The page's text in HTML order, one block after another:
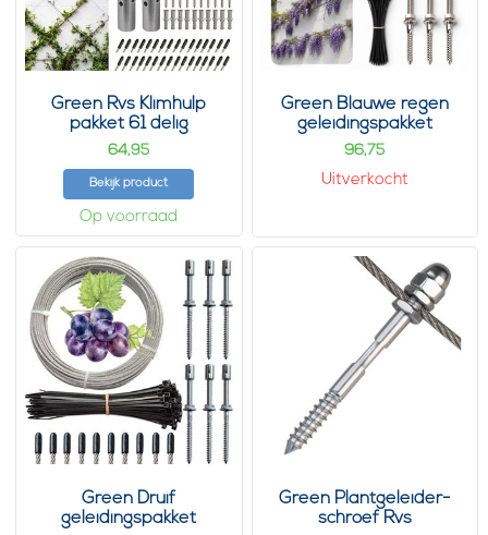
Green Rvs Klimhulp
pakket 61 delig
64,95
Bekijk product
Op voorraad
Green Blauwe regen
geleidingspakket
96,75
Uitverkocht
Green Druif
geleidingspakket
Green Plantgeleider-
schroef Rvs